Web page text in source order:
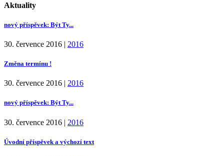
Aktuality
nový příspěvek: Být Ty...
30. července 2016 | 2016
Změna termínu !
30. července 2016 | 2016
nový příspěvek: Být Ty...
30. července 2016 | 2016
Úvodní příspěvek a výchozí text